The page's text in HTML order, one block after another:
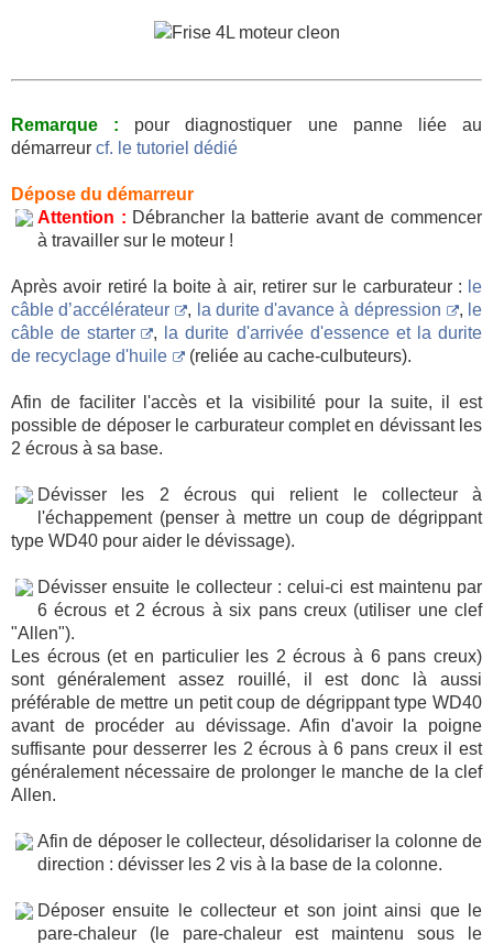
Remarque : pour diagnostiquer une panne liée au
démarreur cf. le tutoriel dédié
Dépose du démarreur
Attention : Débrancher la batterie avant de commencer
à travailler sur le moteur !
Après avoir retiré la boite à air, retirer sur le carburateur : le
câble d’accélérateur
, la durite d'avance à dépression , le
câble de starter
,
la durite d'arrivée d'essence et la durite
de recyclage d'huile
(reliée au cache-culbuteurs).
Afin de faciliter l'accès et la visibilité pour la suite, il est
possible de déposer le carburateur complet en dévissant les
2 écrous à sa base.
Dévisser les 2 écrous qui relient le collecteur à
l'échappement (penser à mettre un coup de dégrippant
type WD40 pour aider le dévissage).
Dévisser ensuite le collecteur : celui-ci est maintenu par
6 écrous et 2 écrous à six pans creux (utiliser une clef
"Allen").
Les écrous (et en particulier les 2 écrous à 6 pans creux)
sont généralement assez rouillé, il est donc là aussi
préférable de mettre un petit coup de dégrippant type WD40
avant de procéder au dévissage. Afin d'avoir la poigne
suffisante pour desserrer les 2 écrous à 6 pans creux il est
généralement nécessaire de prolonger le manche de la clef
Allen.
Afin de déposer le collecteur, désolidariser la colonne de
direction : dévisser les 2 vis à la base de la colonne.
Déposer ensuite le collecteur et son joint ainsi que le
pare-chaleur (le pare-chaleur est maintenu sous le